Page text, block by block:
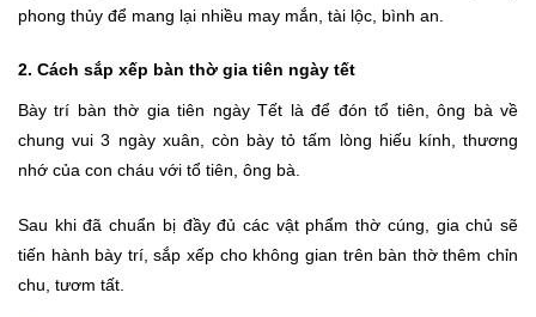
phong thủy để mang lại nhiều may mắn, tài lộc, bình an.
2. Cách sắp xếp bàn thờ gia tiên ngày tết
Bày trí bàn thờ gia tiên ngày Tết là để đón tổ tiên, ông bà về
chung vui 3 ngày xuân, còn bày tỏ tấm lòng hiếu kính, thương
nhớ của con cháu với tổ tiên, ông bà.
Sau khi đã chuẩn bị đầy đủ các vật phẩm thờ cúng, gia chủ sẽ
tiến hành bày trí, sắp xếp cho không gian trên bàn thờ thêm chỉn
chu, tươm tất.